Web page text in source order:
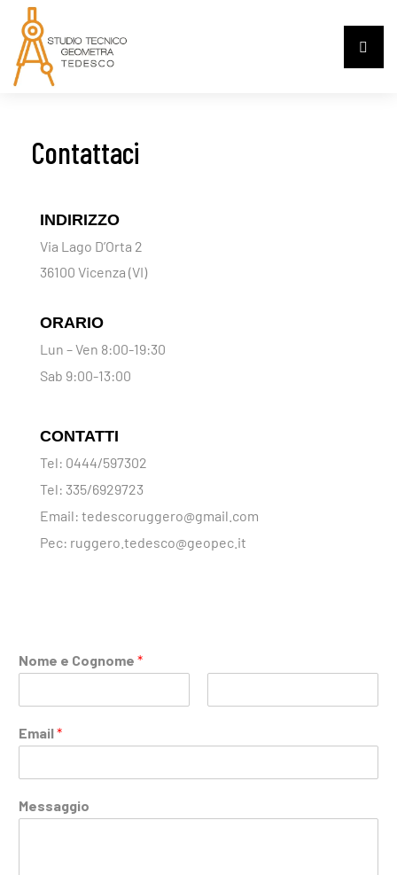
Nome e Cognome *
o
m
m
Email*
Messaggio
Contattaci
INDIRIZZO
Via Lago D’Orta 2
36100 Vicenza (VI)
ORARIO
Lun – Ven 8:00-19:30
Sab 9:00-13:00
CONTATTI
Tel: 0444/597302
Tel: 335/6929723
Email: tedescoruggero@gmail.com
Pec: ruggero.tedesco@geopec.it